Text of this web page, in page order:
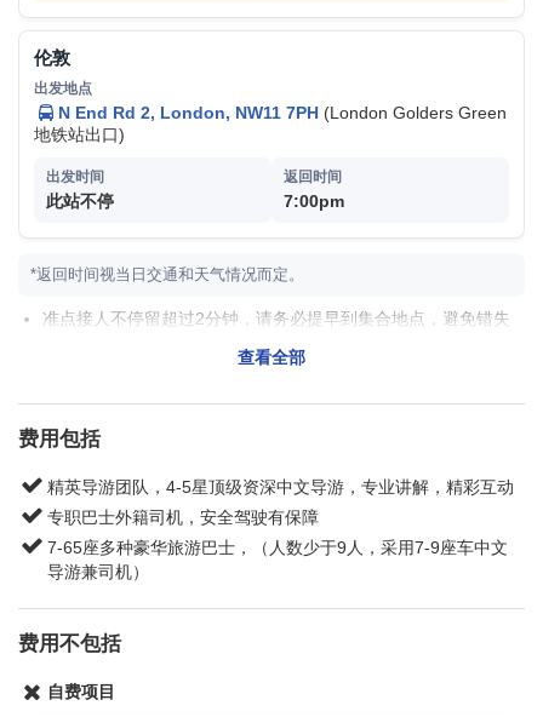
费用 (自费):成人 $19 / GBP14; 儿童 (5-15岁)
$13 / GBP9; 老人 $19 / GBP14; 30分钟
”大笨钟“坐落于国会大厦北部众所周知的英国国会会
议厅附属的钟楼，建于1858年。钟楼四面的圆形钟
唐宁街10号 (10 Downing Street)
大臣的官邸，后成为今日普遍认为的英国首相官邸。
白金汉宫 (Buckingham Palace)(仅门外参观)
白金汉宫是英国最著名的的宫殿之一，建立于1705
年，为白金汉公爵所建而得名。不仅仅作为博物馆和
参观)
威斯敏斯特大教堂(Westminster Abbey) 坐落在英国
伦敦议会广场西南侧，正式名称为圣彼得联合教堂, 威
斯敏斯特教堂是11世纪建立的。
特拉法加广场 (Trafalgar Square)
坐落在伦敦市中心，东面是伦敦城，北接伦敦的闹市
理位置和美丽的广场建筑，使它成为伦敦的名胜之
伦敦
N End Rd 2, London, NW11 7PH(London Golders Green
地铁站出口)
此站不停 7:00pm
*返回时间视当日交通和天气情况而定。
准点接人不停留超过2分钟，请务必提早到集合地点，避免错失
实际上下团地点及时间，请以收到的电子票为准。
查看全部
费用包括
精英导游团队，4-5星顶级资深中文导游，专业讲解，精彩互动
专职巴士外籍司机，安全驾驶有保障
7-65座多种豪华旅游巴士，（人数少于9人，采用7-9座车中文
导游兼司机）
费用不包括
自费项目